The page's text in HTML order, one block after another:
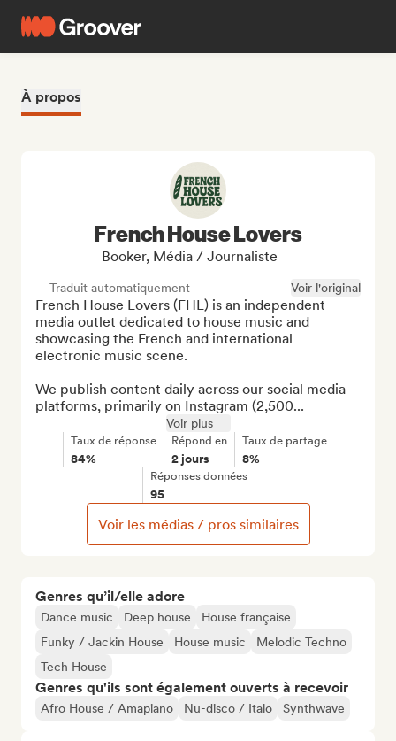
À propos
Genres qu’il/elle adore
Dance music Deep house
House française
Funky / Jackin House
House music
Melodic Techno
Tech House
Genres qu'ils sont également ouverts à recevoir
Afro House / Amapiano Nu-disco / Italo Synthwave
French House Lovers
Booker, Média / Journaliste
Traduit automatiquement Voir l'original
French House Lovers (FHL) is an independent
media outlet dedicated to house music and
showcasing the French and international
electronic music scene.
We publish content daily across our social media
platforms, primarily on Instagram (2,500...
Voir plus
Taux de réponse
84%
Répond en
2 jours
Taux de partage
8%
Réponses données
95
Voir les médias / pros similaires